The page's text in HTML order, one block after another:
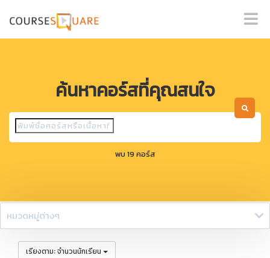
ค้นหาคอร์สที่คุณสนใจ
พบ 19 คอร์ส
หมวดหมู่ต่างๆ
เรียงตาม:จำนวนนักเรียน